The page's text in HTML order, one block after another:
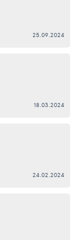
25.09.2024
18.03.2024
24.02.2024